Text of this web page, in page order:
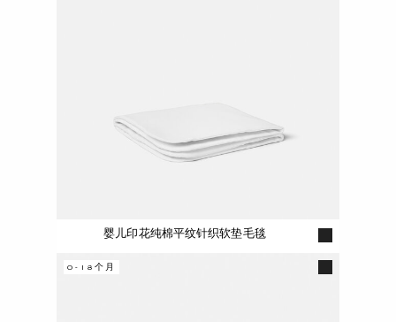
婴儿印花纯棉平纹针织软垫毛毯
0-18个月